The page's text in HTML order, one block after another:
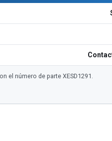
el número de parte XESD1291.